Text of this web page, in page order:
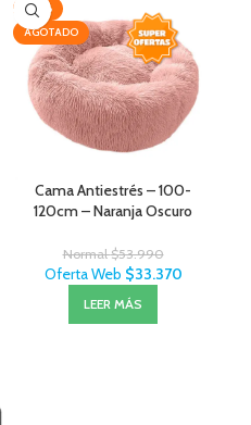
-38%
AGOTADO
Cama Antiestrés – 100-
120cm – Naranja Oscuro
Normal$53.990
Oferta Web $33.370
LEER MÁS